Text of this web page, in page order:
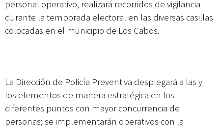
personal operativo, realizará recorridos de vigilancia
durante la temporada electoral en las diversas casillas
colocadas en el municipio de Los Cabos.
La Dirección de Policía Preventiva desplegará a las y
los elementos de manera estratégica en los
diferentes puntos con mayor concurrencia de
personas; se implementarán operativos con la